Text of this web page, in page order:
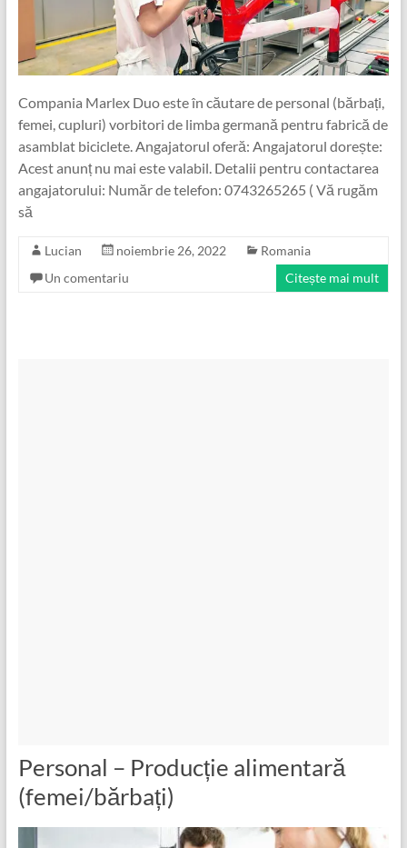
Compania Marlex Duo este în căutare de personal (bărbați,
femei, cupluri) vorbitori de limba germană pentru fabrică de
asamblat biciclete. Angajatorul oferă: Angajatorul dorește:
Acest anunț nu mai este valabil. Detalii pentru contactarea
angajatorului: Număr de telefon: 0743265265 ( Vă rugăm
să
Lucian noiembrie 26, 2022
Romania
Un comentariu
Citește mai mult
Personal – Producție alimentară
(femei/bărbați)